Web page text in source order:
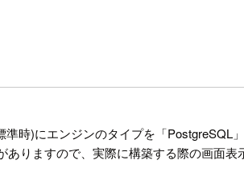
時)にエンジンのタイプを「PostgreSQL
りますので、実際に構築する際の画面表